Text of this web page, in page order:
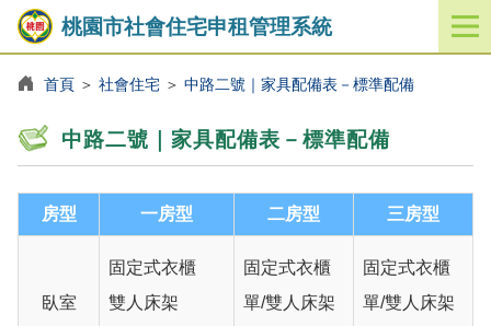
桃園市社會住宅申租管理系統
開
啟
選
首頁 ＞ 社會住宅 ＞ 中路二號｜家具配備表－標準配備
中路二號｜家具配備表－標準配備
房型 一房型 二房型 三房型
臥室
固定式衣櫃
雙人床架
固定式衣櫃
單/雙人床架
固定式衣櫃
單/雙人床架